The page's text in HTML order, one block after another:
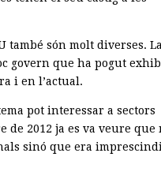
també són molt diverses. La
govern que ha pogut
i en l’actual.
pot interessar a sectors
de 2012 ja es va veure que
sinó que era